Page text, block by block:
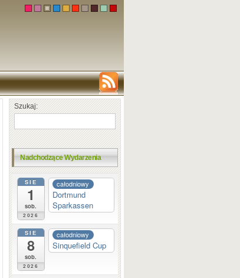
Szukaj:
Nadchodzące Wydarzenia
SIE
1
sob.
2026
całodniowy
Dortmund
Sparkassen
SIE
8
sob.
2026
całodniowy
Sinquefield Cup